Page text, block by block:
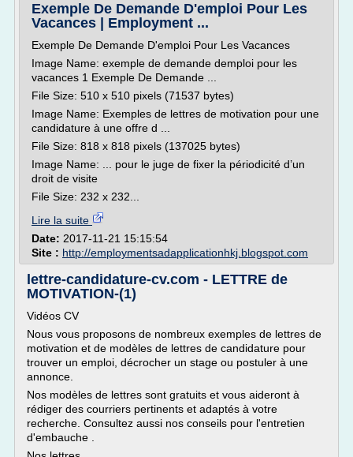
Exemple De Demande D'emploi Pour Les
Vacances | Employment ...
Exemple De Demande D'emploi Pour Les Vacances
Image Name: exemple de demande demploi pour les
vacances 1 Exemple De Demande ...
File Size: 510 x 510 pixels (71537 bytes)
Image Name: Exemples de lettres de motivation pour une
candidature à une offre d ...
File Size: 818 x 818 pixels (137025 bytes)
Image Name: ... pour le juge de fixer la périodicité d’un
droit de visite
File Size: 232 x 232...
Lire la suite
Date: 2017-11-21 15:15:54
Site : http://employmentsadapplicationhkj.blogspot.com
lettre-candidature-cv.com - LETTRE de
MOTIVATION-(1)
Vidéos CV
Nous vous proposons de nombreux exemples de lettres de
motivation et de modèles de lettres de candidature pour
trouver un emploi, décrocher un stage ou postuler à une
annonce.
Nos modèles de lettres sont gratuits et vous aideront à
rédiger des courriers pertinents et adaptés à votre
recherche. Consultez aussi nos conseils pour l'entretien
d'embauche .